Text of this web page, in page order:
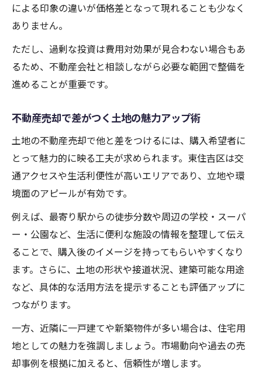
による印象の違いが価格差となって現れることも少なく
ありません。
ただし、過剰な投資は費用対効果が見合わない場合もあ
るため、不動産会社と相談しながら必要な範囲で整備を
進めることが重要です。
不動産売却で差がつく土地の魅力アップ術
土地の不動産売却で他と差をつけるには、購入希望者に
とって魅力的に映る工夫が求められます。東住吉区は交
通アクセスや生活利便性が高いエリアであり、立地や環
境面のアピールが有効です。
例えば、最寄り駅からの徒歩分数や周辺の学校・スーパ
ー・公園など、生活に便利な施設の情報を整理して伝え
ることで、購入後のイメージを持ってもらいやすくなり
ます。さらに、土地の形状や接道状況、建築可能な用途
など、具体的な活用方法を提示することも評価アップに
つながります。
一方、近隣に一戸建てや新築物件が多い場合は、住宅用
地としての魅力を強調しましょう。市場動向や過去の売
却事例を根拠に加えると、信頼性が増します。